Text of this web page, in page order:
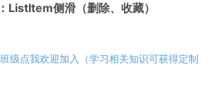
ListItem侧滑（删除、收藏）
级点我欢迎加入（学习相关知识可获得定制